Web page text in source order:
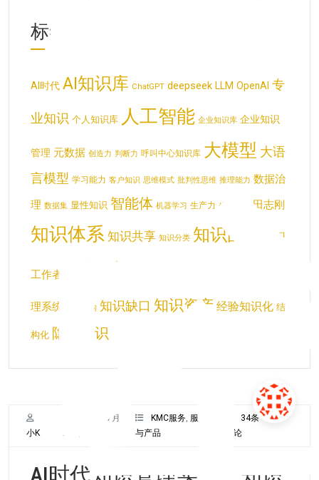
小K
2025年7月
28日
KMC服务, 服务
与产品
34条
评论
AI时代知识管理实施、知识
标签云
AI时代 AI知识库 ChatGPT deepseek LLM OpenAI 专
业知识 个人知识库 人工智能 企业知识库 企业知识
管理 元数据 创造力 判断力 呼叫中心知识库 大模型 大语
言模型 学习能力 客户知识 思维模式 批判性思维 推理能力 数据治
理 数据集 显性知识 智能体 机器学习 生产力 生成式AI 田志刚
知识体系 知识共享 知识分类 知识图谱 知识
工作者
理系统 知识结构 知识缺口 知识资产 经验知识化 结
构化 隐性知识